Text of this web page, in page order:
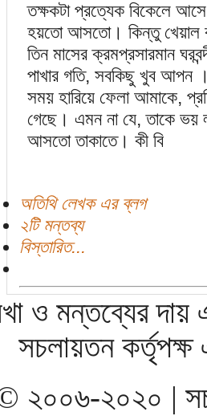
তক্ষকটা প্রত্যেক বিকেলে
হয়তো আসতো। কিন্তু খেয়াল
তিন মাসের ক্রমপ্রসারমান
পাখার গতি, সবকিছু খুব আপন
সময় হারিয়ে ফেলা আমাকে,
গেছে। এমন না যে, তাকে ভয়
আসতো তাকাতে। কী বি
অতিথি লেখক এর ব্লগ
২টি মন্তব্য
বিস্তারিত...
ও মন্তব্যের দায়
সচলায়তন
© ২০০৬-২০২০ |